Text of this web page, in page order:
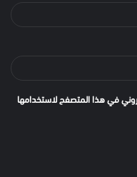
في هذا المتصفح لاستخدامها